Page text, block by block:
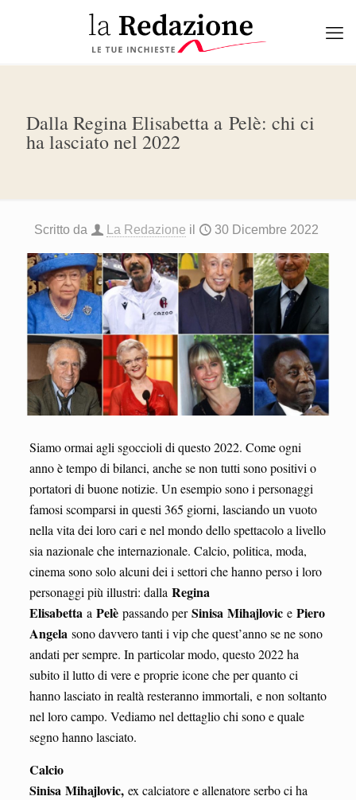
Dalla Regina Elisabetta a Pelè: chi ci
ha lasciato nel 2022
Scritto da La Redazione il 30 Dicembre 2022
Siamo ormai agli sgoccioli di questo 2022. Come ogni
anno è tempo di bilanci, anche se non tutti sono positivi o
portatori di buone notizie. Un esempio sono i personaggi
famosi scomparsi in questi 365 giorni, lasciando un vuoto
nella vita dei loro cari e nel mondo dello spettacolo a livello
sia nazionale che internazionale. Calcio, politica, moda,
cinema sono solo alcuni dei i settori che hanno perso i loro
personaggi più illustri: dalla Regina
Elisabetta a Pelè passando perSinisa MihajlovicePiero
Angela sono davvero tanti i vip che quest’anno se ne sono
andati per sempre. In particolar modo, questo 2022 ha
subito il lutto di vere e proprie icone che per quanto ci
hanno lasciato in realtà resteranno immortali, e non soltanto
nel loro campo. Vediamo nel dettaglio chi sono e quale
segno hanno lasciato.
Calcio
Sinisa Mihajlovic, ex calciatore e allenatore serbo ci ha